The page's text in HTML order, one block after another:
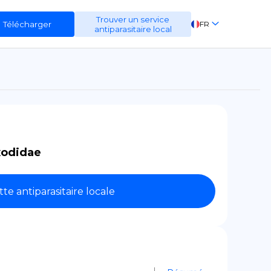
Télécharger
Trouver un service
antiparasitaire local
FR
EN
antiparasitaire locale